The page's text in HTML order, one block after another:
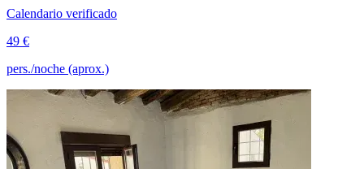
Calendario verificado
49 €
pers./noche (aprox.)